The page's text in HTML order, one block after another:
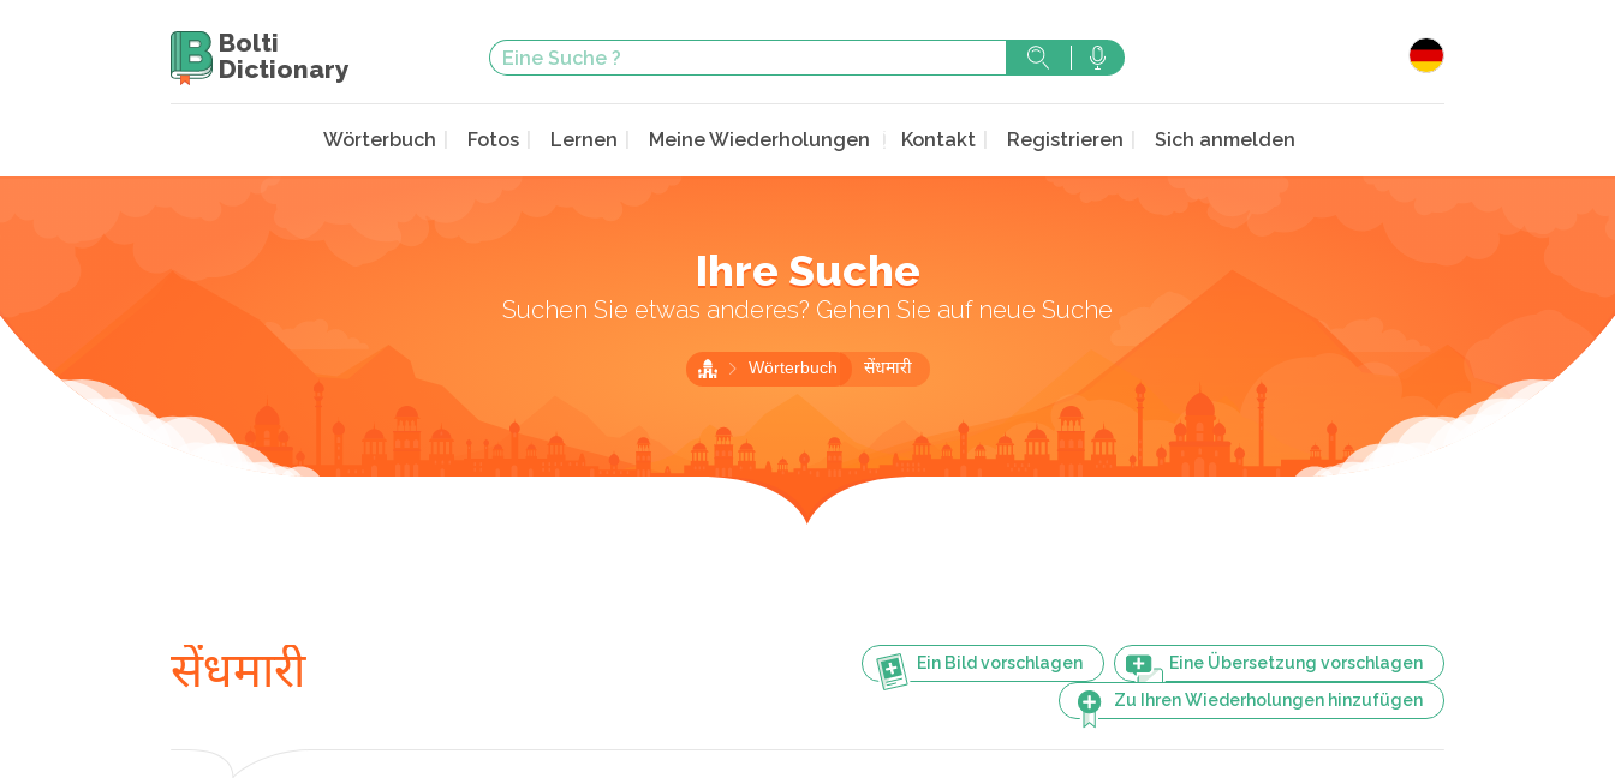
Bolti
Dictionary
Wörterbuch Fotos Lernen Meine Wiederholungen Kontakt Registrieren Sich anmelden
Ihre Suche
Suchen Sie etwas anderes? Gehen Sie auf neue Suche
Wörterbuch सेंधमारी
Ein Bild vorschlagen
Eine Übersetzung vorschlagen
Zu Ihren Wiederholungen hinzufügen
सेंधमारी